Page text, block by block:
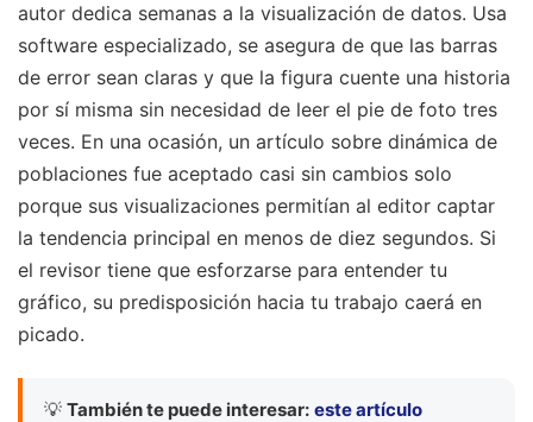
autor dedica semanas a la visualización de datos. Usa
software especializado, se asegura de que las barras
de error sean claras y que la figura cuente una historia
por sí misma sin necesidad de leer el pie de foto tres
veces. En una ocasión, un artículo sobre dinámica de
poblaciones fue aceptado casi sin cambios solo
porque sus visualizaciones permitían al editor captar
la tendencia principal en menos de diez segundos. Si
el revisor tiene que esforzarse para entender tu
gráfico, su predisposición hacia tu trabajo caerá en
picado.
💡 También te puede interesar: este artículo